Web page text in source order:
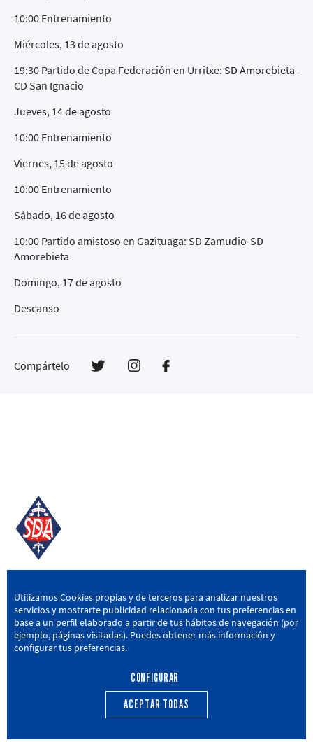
10:00 Entrenamiento
Miércoles, 13 de agosto
19:30 Partido de Copa Federación en Urritxe: SD Amorebieta-
CD San Ignacio
Jueves, 14 de agosto
10:00 Entrenamiento
Viernes, 15 de agosto
10:00 Entrenamiento
Sábado, 16 de agosto
10:00 Partido amistoso en Gazituaga: SD Zamudio-SD
Amorebieta
Domingo, 17 de agosto
Descanso
Compártelo
SD AMOREBIETA
San Miguel Kalea, 16, 48340 Amorebieta, Bizkaia
946 604 751 | sda@sdamorebieta.eus
CANTERA ACTUALIDAD
Utilizamos Cookies propias y de terceros para analizar nuestros
servicios y mostrarte publicidad relacionada con tus preferencias en
base a un perfil elaborado a partir de tus hábitos de navegación (por
ejemplo, páginas visitadas). Puedes obtener más información y
configurar tus preferencias.
CONFIGURAR
ACEPTAR TODAS